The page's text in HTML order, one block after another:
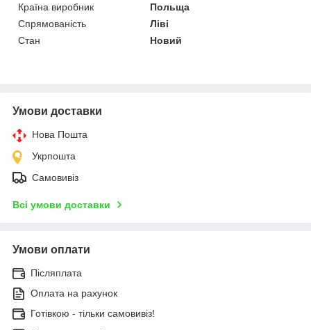
Країна виробник
Польща
Спрямованість
Ліві
Стан
Новий
Умови доставки
Нова Пошта
Укрпошта
Самовивіз
Всі умови доставки
Умови оплати
Післяплата
Оплата на рахунок
Готівкою - тільки самовивіз!